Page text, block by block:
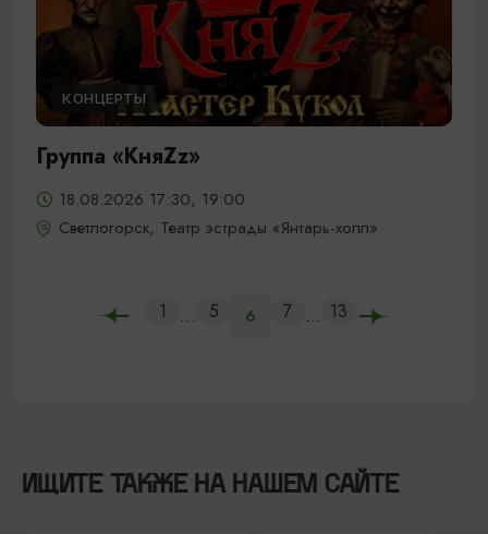
КОНЦЕРТЫ
Группа «КняZz»
18.08.2026 17:30, 19:00
Светлогорск, Театр эстрады «Янтарь-холл»
1 ... 5 6 7 ... 13
ИЩИТЕ ТАКЖЕ НА НАШЕМ САЙТЕ